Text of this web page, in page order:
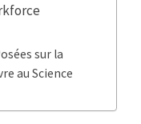
sur la
au Science